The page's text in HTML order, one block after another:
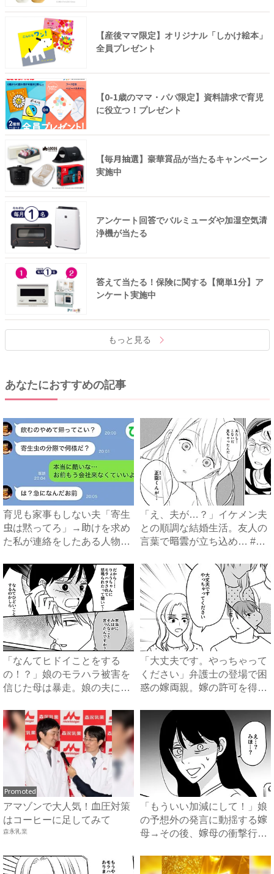
【産後ママ限定】オリジナル「しかけ絵本」
全員プレゼント
【0-1歳のママ・パパ限定】資料請求で育児
に役立つ！プレゼント
【毎月抽選】豪華賞品が当たるキャンペーン
実施中
アンケート回答でバルミューダや加湿空気清
浄機が当たる
答えて当たる！保険に関する【簡単1分】ア
ンケート実施中
もっと見る
あなたにおすすめの記事
育児も家事もしない夫「寄生
虫は黙ってろ」→助けを求め
た私が連絡をしたある人物と
「え、夫が…？」イケメン夫
との順調な結婚生活。友人の
言葉で暗雲が立ち込め… #
「なんてヒドイことをする
の！？」娘のモラハラ被害を
信じた母は暴走。娘の夫に電
「大丈夫です。やっちゃって
ください」弁護士の登場で困
惑の嫁両親。嫁の許可を得た
Promoted
アマゾンで大人気！血圧対策
はコーヒーに足してみて
森永乳業
「もういい加減にして！」娘
の予想外の発言に動揺する嫁
母→その後、嫁母の衝撃行動